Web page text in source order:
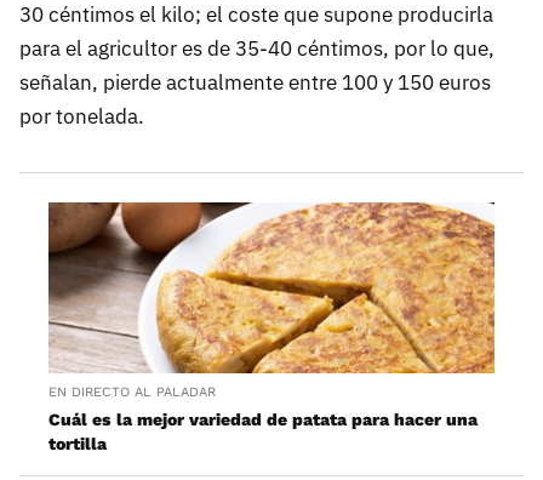
30 céntimos el kilo; el coste que supone producirla
para el agricultor es de 35-40 céntimos, por lo que,
señalan, pierde actualmente entre 100 y 150 euros
por tonelada.
EN DIRECTO AL PALADAR
Cuál es la mejor variedad de patata para hacer una
tortilla